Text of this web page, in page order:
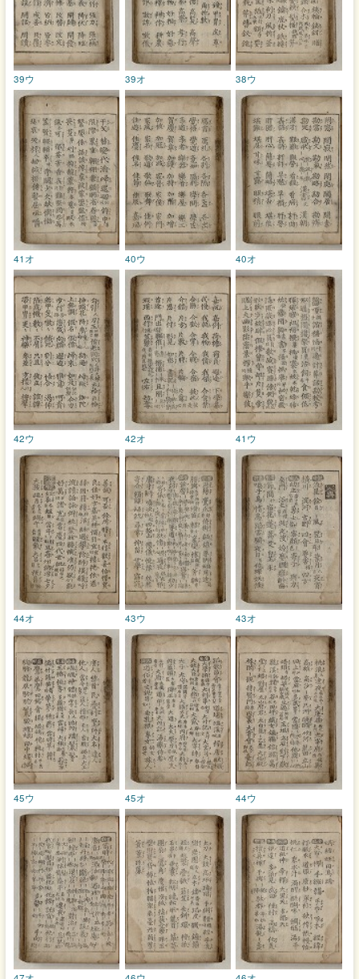
38ウ
39オ
39ウ
40オ
40ウ
41オ
41ウ
42オ
42ウ
43オ
43ウ
44オ
44ウ
45オ
45ウ